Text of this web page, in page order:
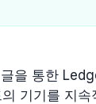
을 통한
기기를 지속